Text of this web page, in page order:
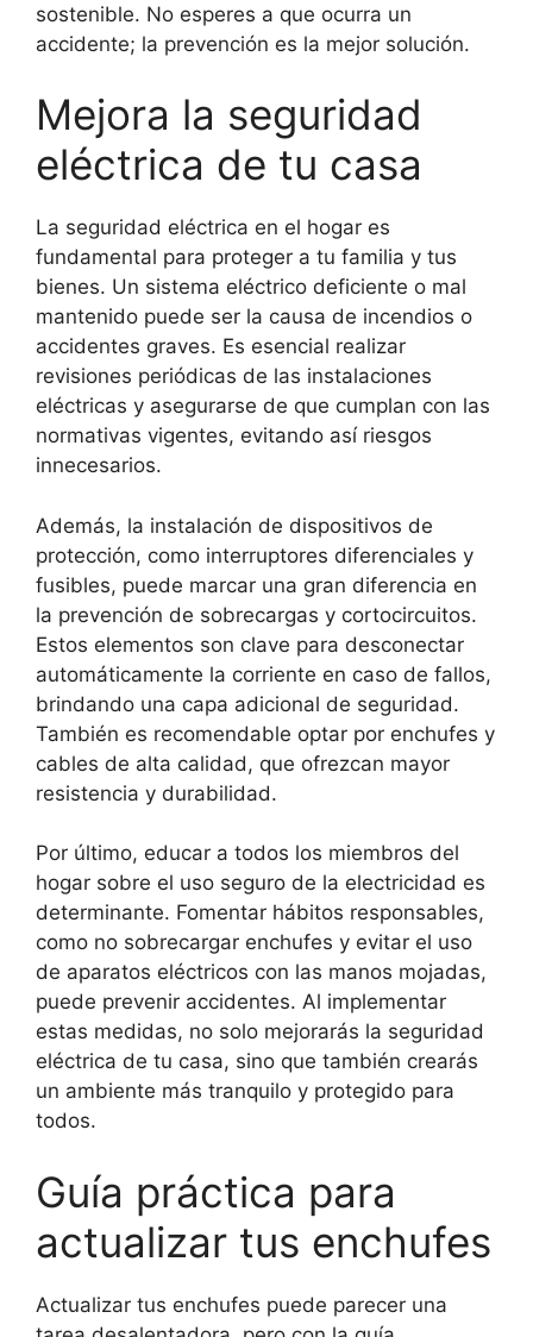
sostenible. No esperes a que ocurra un
accidente; la prevención es la mejor solución.
Mejora la seguridad
eléctrica de tu casa
La seguridad eléctrica en el hogar es
fundamental para proteger a tu familia y tus
bienes. Un sistema eléctrico deficiente o mal
mantenido puede ser la causa de incendios o
accidentes graves. Es esencial realizar
revisiones periódicas de las instalaciones
eléctricas y asegurarse de que cumplan con las
normativas vigentes, evitando así riesgos
innecesarios.
Además, la instalación de dispositivos de
protección, como interruptores diferenciales y
fusibles, puede marcar una gran diferencia en
la prevención de sobrecargas y cortocircuitos.
Estos elementos son clave para desconectar
automáticamente la corriente en caso de fallos,
brindando una capa adicional de seguridad.
También es recomendable optar por enchufes y
cables de alta calidad, que ofrezcan mayor
resistencia y durabilidad.
Por último, educar a todos los miembros del
hogar sobre el uso seguro de la electricidad es
determinante. Fomentar hábitos responsables,
como no sobrecargar enchufes y evitar el uso
de aparatos eléctricos con las manos mojadas,
puede prevenir accidentes. Al implementar
estas medidas, no solo mejorarás la seguridad
eléctrica de tu casa, sino que también crearás
un ambiente más tranquilo y protegido para
todos.
Guía práctica para
actualizar tus enchufes
Actualizar tus enchufes puede parecer una